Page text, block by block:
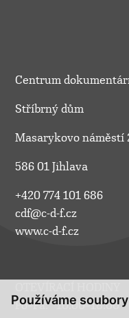
Používáme
Centrum
Stříbrný dům
Masarykovo náměstí
586 01 Jihlava
+420 774 101 686
cdf@c-d-f.cz
www.c-d-f.cz
Po–Pá:
10.00–18.00